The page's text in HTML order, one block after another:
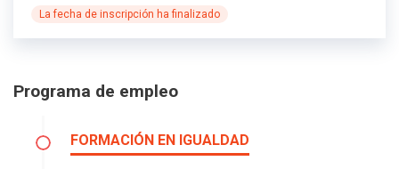
La fecha de inscripción ha finalizado
Programa de empleo
FORMACIÓN EN IGUALDAD